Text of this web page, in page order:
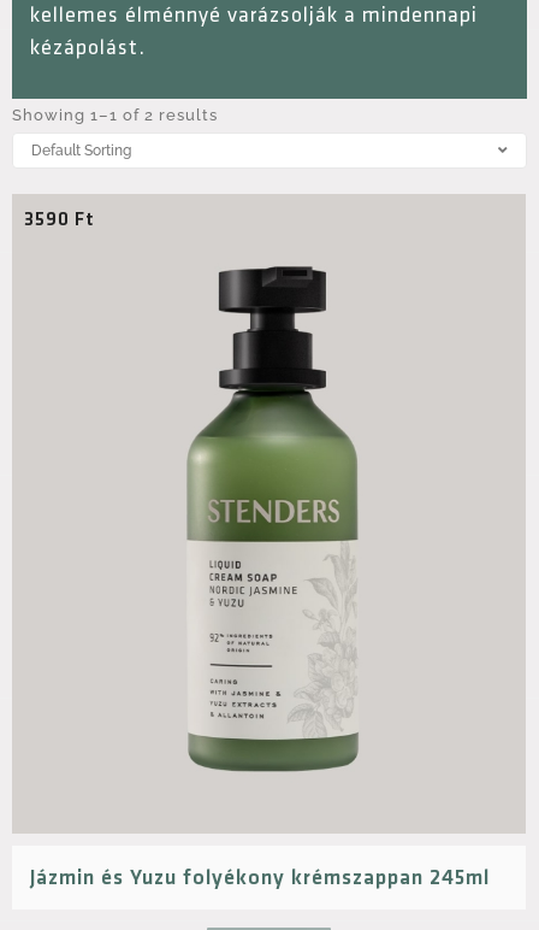
kellemes élménnyé varázsolják a mindennapi
kézápolást.
Showing 1–1 of 2 results
3590 Ft
Jázmin és Yuzu folyékony krémszappan 245ml